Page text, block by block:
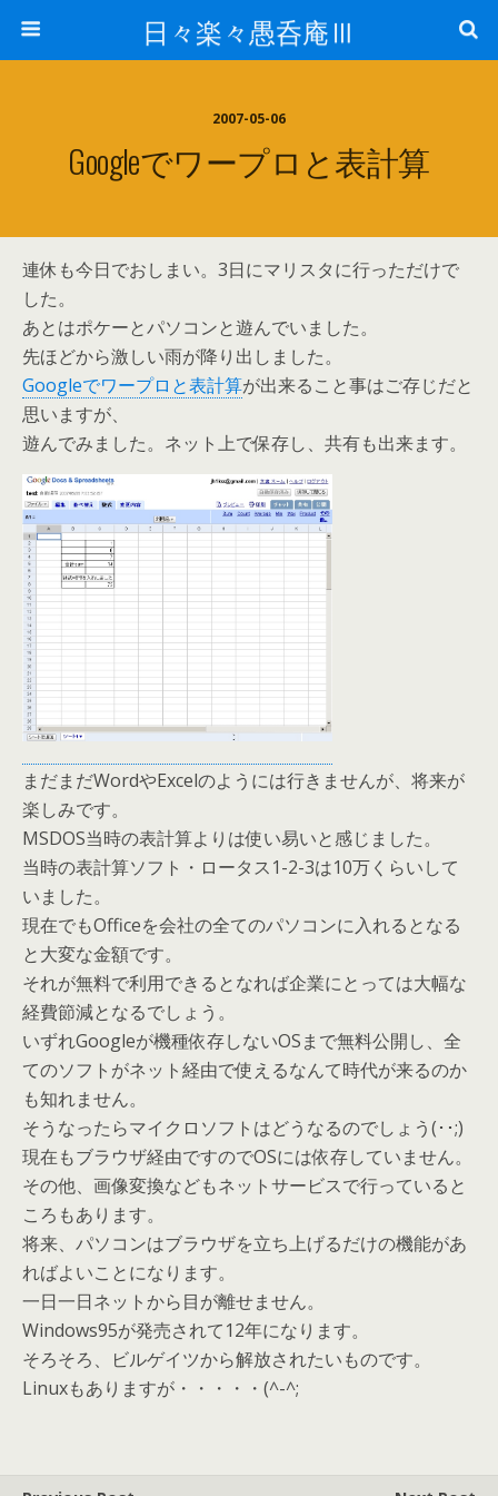
日々楽々愚呑庵Ⅲ
2007-05-06
Googleでワープロと表計算
連休も今日でおしまい。3日にマリスタに行っただけで
した。
あとはポケーとパソコンと遊んでいました。
先ほどから激しい雨が降り出しました。
Googleでワープロと表計算が出来ること事はご存じだと
思いますが、
遊んでみました。ネット上で保存し、共有も出来ます。
まだまだWordやExcelのようには行きませんが、将来が
楽しみです。
MSDOS当時の表計算よりは使い易いと感じました。
当時の表計算ソフト・ロータス1-2-3は10万くらいして
いました。
現在でもOfficeを会社の全てのパソコンに入れるとなる
と大変な金額です。
それが無料で利用できるとなれば企業にとっては大幅な
経費節減となるでしょう。
いずれGoogleが機種依存しないOSまで無料公開し、全
てのソフトがネット経由で使えるなんて時代が来るのか
も知れません。
そうなったらマイクロソフトはどうなるのでしょう(･･;)
現在もブラウザ経由ですのでOSには依存していません。
その他、画像変換などもネットサービスで行っていると
ころもあります。
将来、パソコンはブラウザを立ち上げるだけの機能があ
ればよいことになります。
一日一日ネットから目が離せません。
Windows95が発売されて12年になります。
そろそろ、ビルゲイツから解放されたいものです。
Linuxもありますが・・・・・(^-^;